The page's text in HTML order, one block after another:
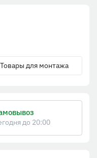
Товары для монтажа
до 20:00